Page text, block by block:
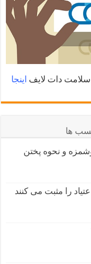
سلامت دات لایف اینجا
ها
و نحوه پختن
را مثبت می کنند